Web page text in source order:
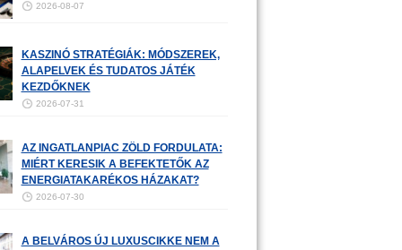
2026-08-07
KASZINÓ STRATÉGIÁK: MÓDSZEREK,
ALAPELVEK ÉS TUDATOS JÁTÉK
KEZDŐKNEK
2026-07-31
AZ INGATLANPIAC ZÖLD FORDULATA:
MIÉRT KERESIK A BEFEKTETŐK AZ
ENERGIATAKARÉKOS HÁZAKAT?
2026-07-30
A BELVÁROS ÚJ LUXUSCIKKE NEM A